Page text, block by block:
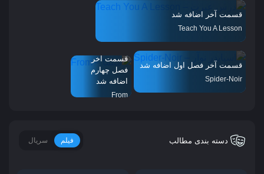
قسمت آخر اضافه شد
Teach You A Lesson
قسمت آخر فصل اول اضافه شد
Spider-Noir
قسمت آخر
فصل چهارم
اضافه شد
From
دسته بندی مطالب فیلم سریال